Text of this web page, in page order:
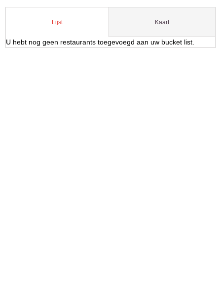
Lijst Kaart
U hebt nog geen restaurants toegevoegd aan uw bucket list.